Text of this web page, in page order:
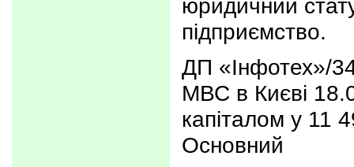
юридичний
підприємство.
ДП «Інфотех»/
МВС в Києві
капіталом у 11
Основний